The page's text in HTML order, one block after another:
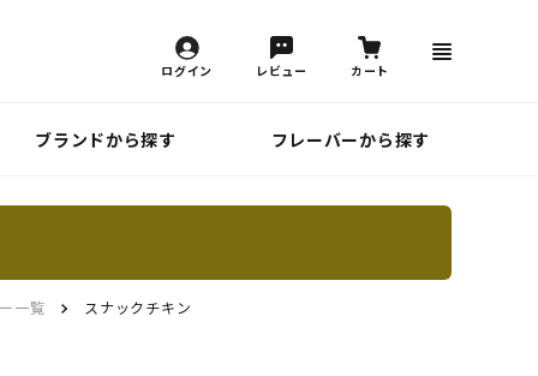
ログイン レビュー カート
ブランドから探す フレーバーから探す
一覧 スナックチキン